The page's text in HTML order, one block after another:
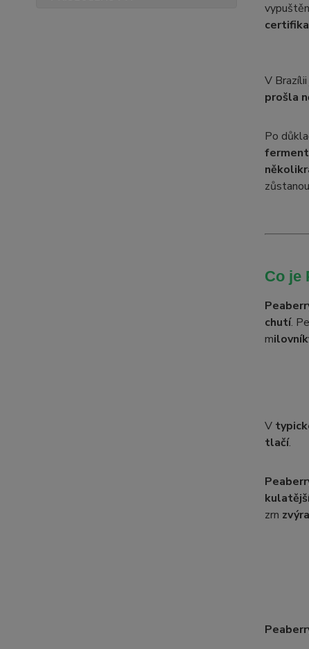
V
prošla
Po
Co je
chutí.
m
V
tlačí.
zrn